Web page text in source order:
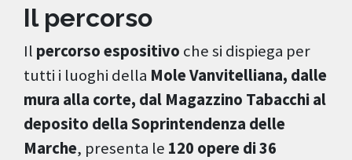
Il percorso
Il percorso espositivo che si dispiega per
tutti i luoghi della Mole Vanvitelliana, dalle
mura alla corte, dal Magazzino Tabacchi al
deposito della Soprintendenza delle
Marche, presenta le 120 opere di 36